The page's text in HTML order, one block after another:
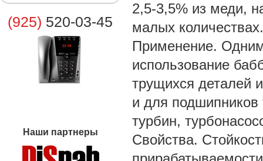
(925) 520-03-45
Наши партнеры
2,5-3,5% из меди,
малых количествах.
Применение. Одним
использование
трущихся деталей
и для подшипников
турбин,
Свойства.